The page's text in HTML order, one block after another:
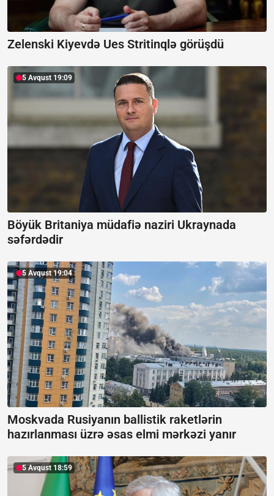
Zelenski Kiyevdə Ues Stritinqlə görüşdü
5 Avqust 19:09
Böyük Britaniya müdafiə naziri Ukraynada
səfərdədir
5 Avqust 19:04
Moskvada Rusiyanın ballistik raketlərin
hazırlanması üzrə əsas elmi mərkəzi yanır
5 Avqust 18:59